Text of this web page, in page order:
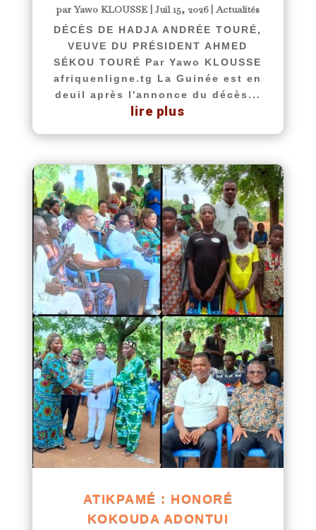
parYawo KLOUSSE |Juil 15, 2026|Actualités
DÉCÈS DE HADJA ANDRÉE TOURÉ,
VEUVE DU PRÉSIDENT AHMED
SÉKOU TOURÉ Par Yawo KLOUSSE
afriquenligne.tg La Guinée est en
deuil après l'annonce du décès...
lire plus
ATIKPAMÉ : HONORÉ
KOKOUDA ADONTUI